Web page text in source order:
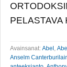
Avainsanat: Abel ,
Anselm